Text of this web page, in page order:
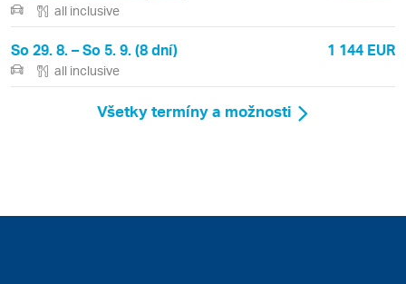
all inclusive
So 29. 8. – So 5. 9. (8 dní) 1 144 EUR
all inclusive
Všetky termíny a možnosti